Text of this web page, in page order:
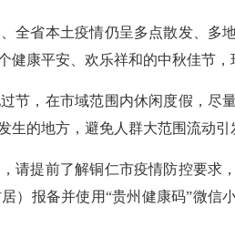
全省本土疫情仍呈多点散发、多
康平安、欢乐祥和的中秋佳节，
节，在市域范围内休闲度假，尽
的地方，避免人群大范围流动引
请提前了解铜仁市疫情防控要求
）报备并使用“贵州健康码”微信